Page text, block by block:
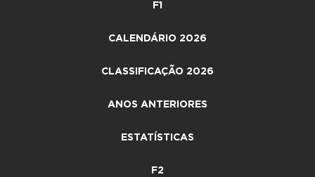
F1
CALENDÁRIO 2026
CLASSIFICAÇÃO 2026
ANOS ANTERIORES
ESTATÍSTICAS
F2